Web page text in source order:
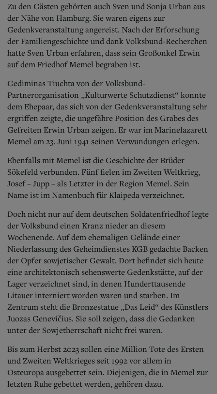
Zu den Gästen gehörten auch Sven und Sonja Urban aus
der Nähe von Hamburg. Sie waren eigens zur
Gedenkveranstaltung angereist. Nach der Erforschung
der Familiengeschichte und dank Volksbund-Recherchen
hatte Sven Urban erfahren, dass sein Großonkel Erwin
auf dem Friedhof Memel begraben ist.
Gediminas Tiuchta von der Volksbund-
Partnerorganisation „Kulturwerte Schutzdienst“ konnte
dem Ehepaar, das sich von der Gedenkveranstaltung sehr
ergriffen zeigte, die ungefähre Position des Grabes des
Gefreiten Erwin Urban zeigen. Er war im Marinelazarett
Memel am 23. Juni 1941 seinen Verwundungen erlegen.
Ebenfalls mit Memel ist die Geschichte der Brüder
Sökefeld verbunden. Fünf fielen im Zweiten Weltkrieg,
Josef – Jupp – als Letzter in der Region Memel. Sein
Name ist im Namenbuch für Klaipeda verzeichnet.
Doch nicht nur auf dem deutschen Soldatenfriedhof legte
der Volksbund einen Kranz nieder an diesem
Wochenende. Auf dem ehemaligen Gelände einer
Niederlassung des Geheimdienstes KGB gedachte Backen
der Opfer sowjetischer Gewalt. Dort befindet sich heute
eine architektonisch sehenswerte Gedenkstätte, auf der
Lager verzeichnet sind, in denen Hunderttausende
Litauer interniert worden waren und starben. Im
Zentrum steht die Bronzestatue „Das Leid“ des Künstlers
Juozas Genevičius. Sie soll zeigen, dass die Gedanken
unter der Sowjetherrschaft nicht frei waren.
Bis zum Herbst 2023 sollen eine Million Tote des Ersten
und Zweiten Weltkrieges seit 1992 vor allem in
Osteuropa ausgebettet sein. Diejenigen, die in Memel zur
letzten Ruhe gebettet werden, gehören dazu.